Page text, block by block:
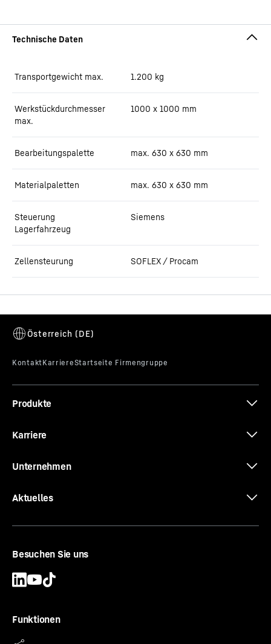
Transportgewicht max. 1.200 kg
Werkstückdurchmesser
max.
1000 x 1000 mm
Bearbeitungspalette max. 630 x 630 mm
Materialpaletten max. 630 x 630 mm
Steuerung
Lagerfahrzeug
Siemens
Zellensteurung SOFLEX / Procam
Produkte
Karriere
Unternehmen
Aktuelles
Besuchen Sie uns
Funktionen